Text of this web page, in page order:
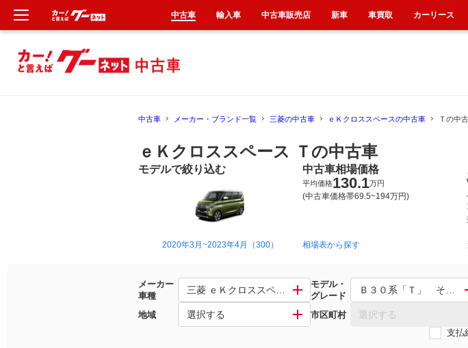
中古車 メーカー・ブランド一覧 三菱の中古車 ｅＫクロススペースの中古車 Ｔの中
ｅＫクロススペース Ｔの中古車
モデルで絞り込む
2020年3月~2023年4月（300）
中古車相場価格
平均価格130.1万円
(中古車価格帯69.5~194万円)
相場表から探す
メーカー
車種
三菱 ｅＫクロススペース
モデル・
グレード
Ｂ３０系「Ｔ」 その他
地域 選択する 市区町村 選択する
支払
中古車 輸入車 中古車販売店 新車 車買取 カーリース
新車